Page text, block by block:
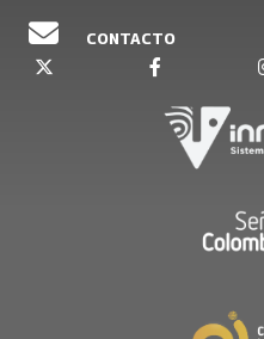
CONTACTO